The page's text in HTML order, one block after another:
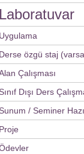
Laboratuvar
Uygulama
Derse özgü staj
Çalışması
Sınıf Dışı Ders
Sunum / Seminer
Proje